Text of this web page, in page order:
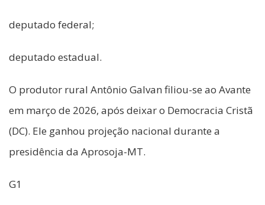
deputado federal;
deputado estadual.
O produtor rural Antônio Galvan filiou-se ao Avante
em março de 2026, após deixar o Democracia Cristã
(DC). Ele ganhou projeção nacional durante a
presidência da Aprosoja-MT.
G1